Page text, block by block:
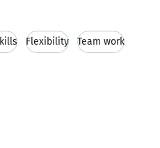
Flexibility Team work